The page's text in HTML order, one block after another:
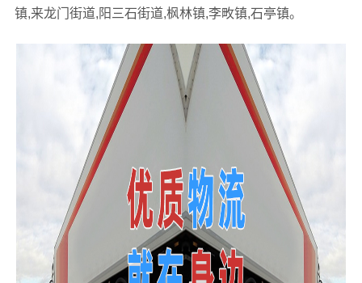
镇,来龙门街道,阳三石街道,枫林镇,李畋镇,石亭镇。